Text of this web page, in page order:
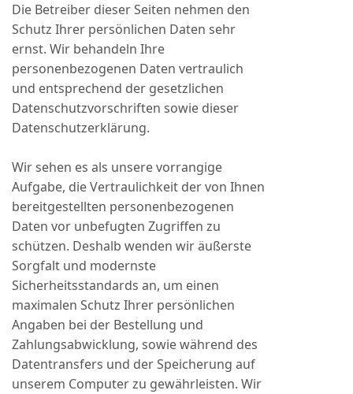
Die Betreiber dieser Seiten nehmen den
Schutz Ihrer persönlichen Daten sehr
ernst. Wir behandeln Ihre
personenbezogenen Daten vertraulich
und entsprechend der gesetzlichen
Datenschutzvorschriften sowie dieser
Datenschutzerklärung.
Wir sehen es als unsere vorrangige
Aufgabe, die Vertraulichkeit der von Ihnen
bereitgestellten personenbezogenen
Daten vor unbefugten Zugriffen zu
schützen. Deshalb wenden wir äußerste
Sorgfalt und modernste
Sicherheitsstandards an, um einen
maximalen Schutz Ihrer persönlichen
Angaben bei der Bestellung und
Zahlungsabwicklung, sowie während des
Datentransfers und der Speicherung auf
unserem Computer zu gewährleisten. Wir